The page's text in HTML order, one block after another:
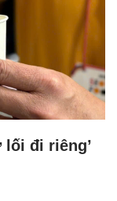
lối đi riêng’